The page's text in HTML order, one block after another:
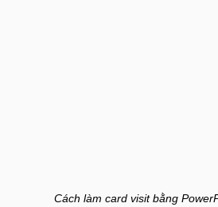
Cách làm card visit bằng